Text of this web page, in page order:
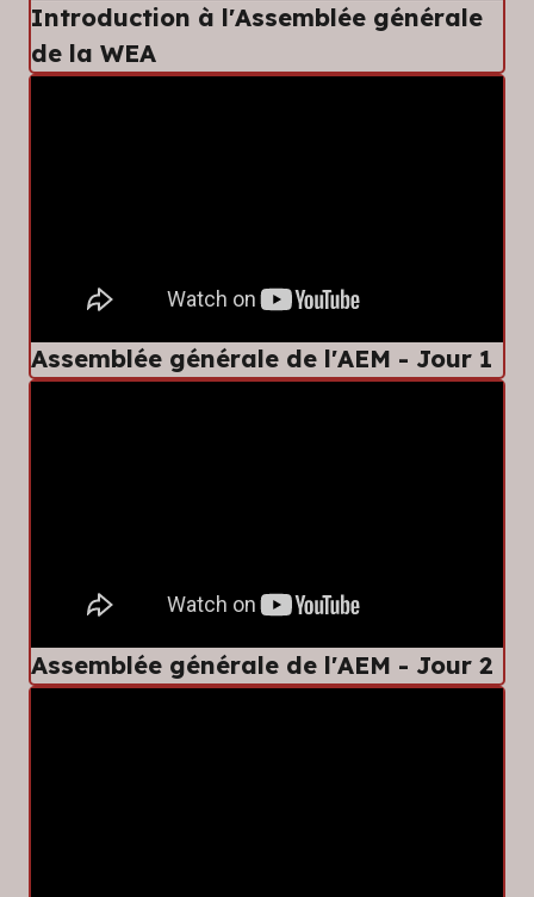
Introduction à l'Assemblée générale
de la WEA
Assemblée générale de l'AEM - Jour 1
Assemblée générale de l'AEM - Jour 2